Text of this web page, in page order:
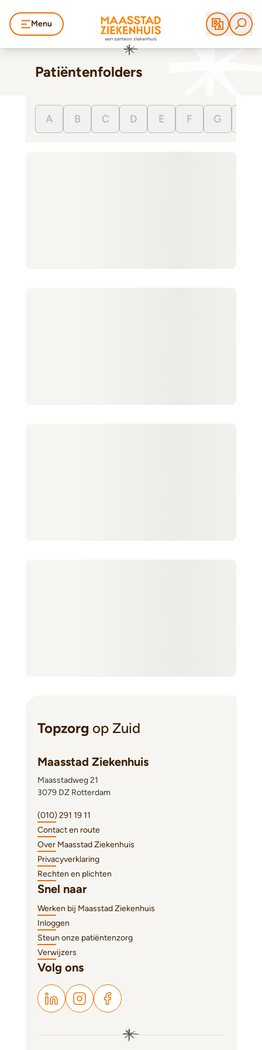
Menu
Patiëntenfolders
A B C D E F G
Topzorg op Zuid
Maasstad Ziekenhuis
Maasstadweg 21
3079 DZ Rotterdam
(010) 291 19 11
Contact en route
Over Maasstad Ziekenhuis
Privacyverklaring
Rechten en plichten
Snel naar
Werken bij Maasstad Ziekenhuis
Inloggen
Steun onze patiëntenzorg
Verwijzers
Volg ons